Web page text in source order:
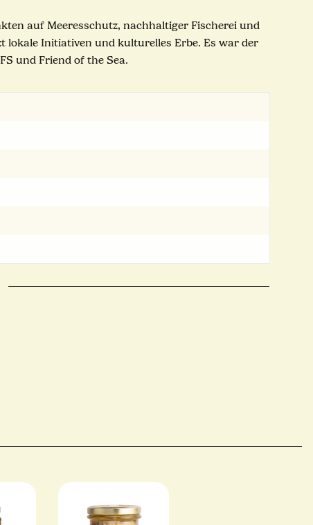
auf Meeresschutz, nachhaltiger Fischerei und
Initiativen und kulturelles Erbe. Es war der
und Friend of the Sea.